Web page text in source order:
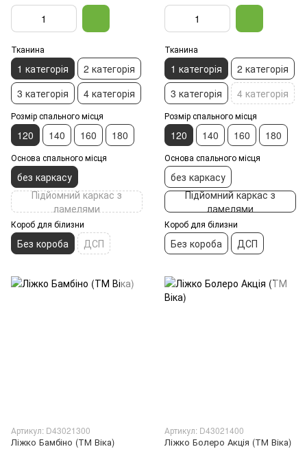
Тканина
1 категорія
2 категорія
3 категорія
4 категорія
Розмір спального місця
120 140 160 180
Основа спального місця
без каркасу
Підйомний каркас з
ламелями
Короб для білизни
Без короба ДСП
Тканина
1 категорія
2 категорія
3 категорія
4 категорія
Розмір спального місця
120 140 160 180
Основа спального місця
без каркасу
Підйомний каркас з
ламелями
Короб для білизни
Без короба ДСП
Артикул: D43021300
Ліжко Бамбіно (ТМ Віка)
Артикул: D43021400
Ліжко Болеро Акція (ТМ Віка)